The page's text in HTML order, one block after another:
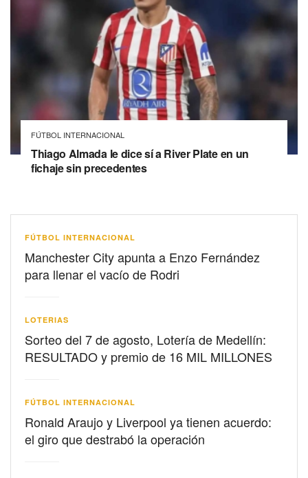
FÚTBOL INTERNACIONAL
Thiago Almada le dice sí a River Plate en un
fichaje sin precedentes
FÚTBOL INTERNACIONAL
Manchester City apunta a Enzo Fernández
para llenar el vacío de Rodri
LOTERIAS
Sorteo del 7 de agosto, Lotería de Medellín:
RESULTADO y premio de 16 MIL MILLONES
FÚTBOL INTERNACIONAL
Ronald Araujo y Liverpool ya tienen acuerdo:
el giro que destrabó la operación